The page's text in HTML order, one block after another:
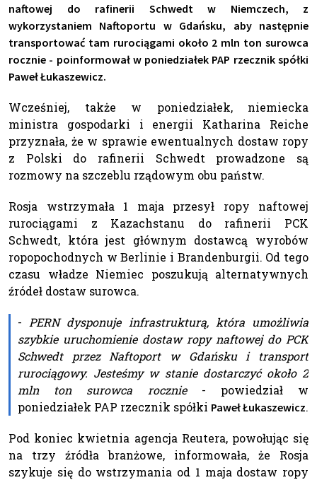
naftowej do rafinerii Schwedt w Niemczech, z
wykorzystaniem Naftoportu w Gdańsku, aby następnie
transportować tam rurociągami około 2 mln ton surowca
rocznie - poinformował w poniedziałek PAP rzecznik spółki
Paweł Łukaszewicz.
Wcześniej, także w poniedziałek, niemiecka
ministra gospodarki i energii Katharina Reiche
przyznała, że w sprawie ewentualnych dostaw ropy
z Polski do rafinerii Schwedt prowadzone są
rozmowy na szczeblu rządowym obu państw.
Rosja wstrzymała 1 maja przesył ropy naftowej
rurociągami z Kazachstanu do rafinerii PCK
Schwedt, która jest głównym dostawcą wyrobów
ropopochodnych w Berlinie i Brandenburgii. Od tego
czasu władze Niemiec poszukują alternatywnych
źródeł dostaw surowca.
- PERN dysponuje infrastrukturą, która umożliwia
szybkie uruchomienie dostaw ropy naftowej do PCK
Schwedt przez Naftoport w Gdańsku i transport
rurociągowy. Jesteśmy w stanie dostarczyć około 2
mln ton surowca rocznie- powiedział w
poniedziałek PAP rzecznik spółki Paweł Łukaszewicz.
Pod koniec kwietnia agencja Reutera, powołując się
na trzy źródła branżowe, informowała, że Rosja
szykuje się do wstrzymania od 1 maja dostaw ropy